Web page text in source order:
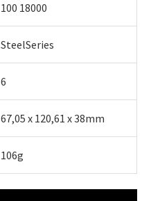
100 18000
SteelSeries
6
67,05 x 120,61 x 38mm
106g